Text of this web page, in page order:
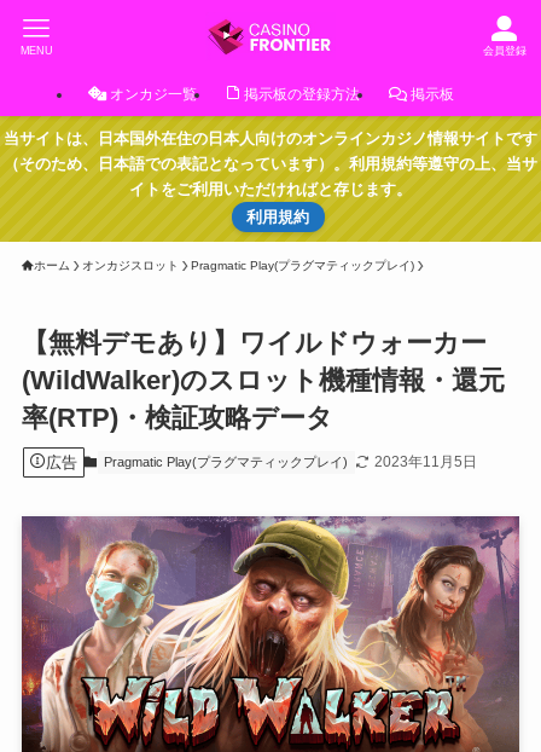
会員登録
MENU
オンカジ一覧 掲示板の登録方法 掲示板
当サイトは、日本国外在住の日本人向けのオンラインカジノ情報サイトです
（そのため、日本語での表記となっています）。利用規約等遵守の上、当サ
イトをご利用いただければと存じます。
利用規約
ホーム オンカジスロット Pragmatic Play(プラグマティックプレイ)
【無料デモあり】ワイルドウォーカー
(WildWalker)のスロット機種情報・還元
率(RTP)・検証攻略データ
広告 Pragmatic Play(プラグマティックプレイ) 2023年11月5日